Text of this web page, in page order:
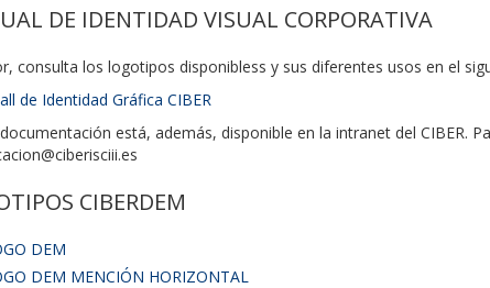
DE IDENTIDAD VISUAL CORPORATIVA
consulta los logotipos disponibless y sus diferentes usos en el
de Identidad Gráfica CIBER
está, además, disponible en la intranet del CIBER.
CIBERDEM
DEM
DEM MENCIÓN HORIZONTAL